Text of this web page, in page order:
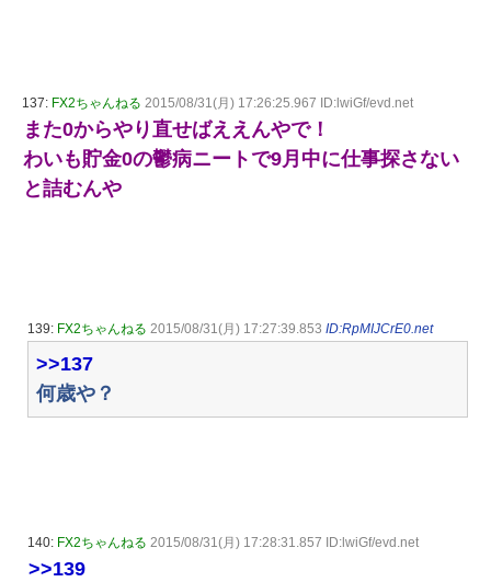
137: FX2ちゃんねる 2015/08/31(月) 17:26:25.967 ID:lwiGf/evd.net
また0からやり直せばええんやで！
わいも貯金0の鬱病ニートで9月中に仕事探さない
と詰むんや
139: FX2ちゃんねる 2015/08/31(月) 17:27:39.853 ID:RpMIJCrE0.net
>>137
何歳や？
140: FX2ちゃんねる 2015/08/31(月) 17:28:31.857 ID:lwiGf/evd.net
>>139